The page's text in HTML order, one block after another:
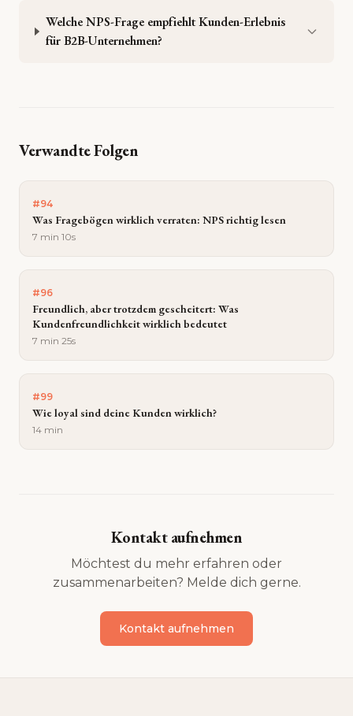
Welche NPS-Frage empfiehlt Kunden-Erlebnis
für B2B-Unternehmen?
Verwandte Folgen
#94
Was Fragebögen wirklich verraten: NPS richtig lesen
7 min 10s
#96
Freundlich, aber trotzdem gescheitert: Was
Kundenfreundlichkeit wirklich bedeutet
7 min 25s
#99
Wie loyal sind deine Kunden wirklich?
14 min
Kontakt aufnehmen
Möchtest du mehr erfahren oder
zusammenarbeiten? Melde dich gerne.
Kontakt aufnehmen